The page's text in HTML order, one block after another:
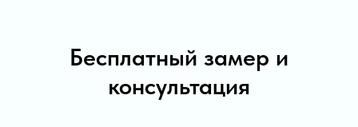
Бесплатный замер и
консультация